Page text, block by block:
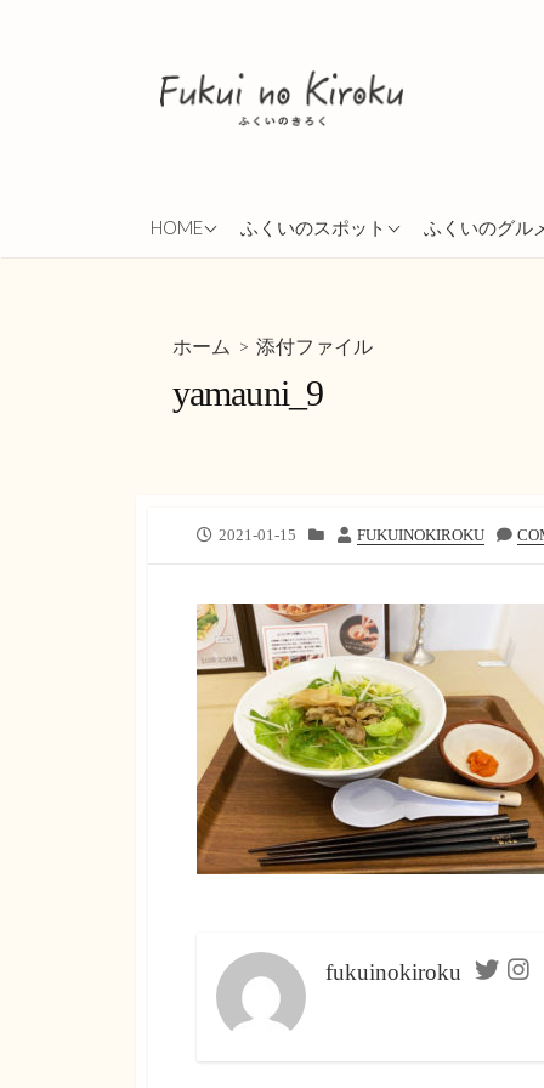
HOME
ABOUT
ふくいのスポット
越前市
福井市
ふくいのグル
ランチ
パン
らーめん
ホーム > 添付ファイル
yamauni_9
公
2021-01-15
カ
リ
ー
投
FUKUINOKIROKU
fukuinokiroku Twitter